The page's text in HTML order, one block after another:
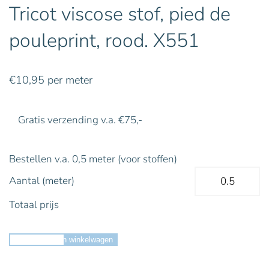
Tricot viscose stof, pied de
pouleprint, rood. X551
€10,95 per meter
Gratis verzending v.a. €75,-
Bestellen v.a. 0,5 meter (voor stoffen)
Aantal (meter)
Totaal prijs
Toevoegen aan winkelwagen